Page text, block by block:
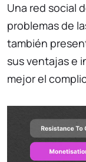
Una red social
problemas de
también
sus ventajas e
mejor el